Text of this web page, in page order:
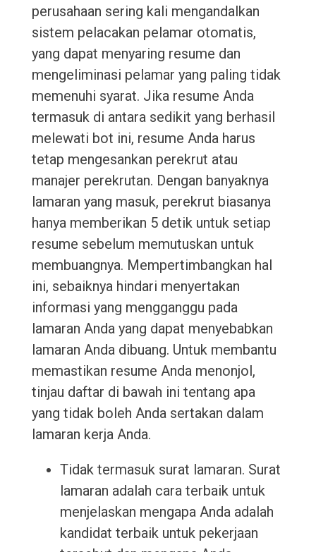
perusahaan sering kali mengandalkan
sistem pelacakan pelamar otomatis,
yang dapat menyaring resume dan
mengeliminasi pelamar yang paling tidak
memenuhi syarat. Jika resume Anda
termasuk di antara sedikit yang berhasil
melewati bot ini, resume Anda harus
tetap mengesankan perekrut atau
manajer perekrutan. Dengan banyaknya
lamaran yang masuk, perekrut biasanya
hanya memberikan 5 detik untuk setiap
resume sebelum memutuskan untuk
membuangnya. Mempertimbangkan hal
ini, sebaiknya hindari menyertakan
informasi yang mengganggu pada
lamaran Anda yang dapat menyebabkan
lamaran Anda dibuang. Untuk membantu
memastikan resume Anda menonjol,
tinjau daftar di bawah ini tentang apa
yang tidak boleh Anda sertakan dalam
lamaran kerja Anda.
Tidak termasuk surat lamaran. Surat
lamaran adalah cara terbaik untuk
menjelaskan mengapa Anda adalah
kandidat terbaik untuk pekerjaan